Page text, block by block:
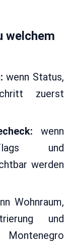
welchem
wenn Status,
zuerst
wenn
und
werden
Wohnraum,
und